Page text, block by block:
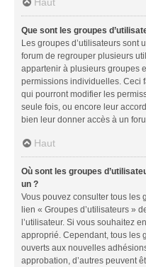
Que sont les groupes
Les groupes d’utilisateurs sont
forum de regrouper plusieurs
appartenir à plusieurs groupes
permissions individuelles. Ceci
qui pourront modifier les
seule fois, ou encore leur
bien leur donner accès à un
Haut
Où sont les groupes
un ?
Vous pouvez consulter tous les
lien « Groupes d’utilisateurs »
l’utilisateur. Si vous souhaitez
approprié. Cependant, tous les
ouverts aux nouvelles
approbation, d’autres peuvent